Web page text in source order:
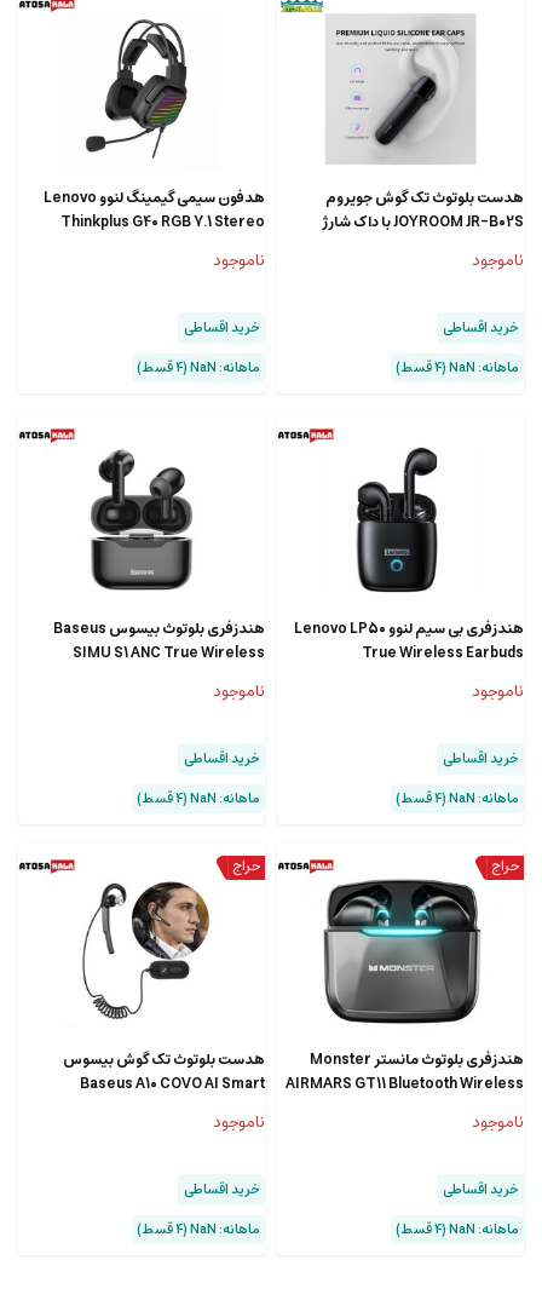
هدست بلوتوث تک گوش جویروم
JOYROOM JR-B02S با داک شارژ
ناموجود
خرید اقساطی
ماهانه: NaN (۴ قسط)
هدفون سیمی گیمینگ لنوو Lenovo
Thinkplus G40 RGB 7.1 Stereo
ناموجود
خرید اقساطی
ماهانه: NaN (۴ قسط)
هندزفری بی سیم لنوو Lenovo LP50
True Wireless Earbuds
ناموجود
خرید اقساطی
ماهانه: NaN (۴ قسط)
هندزفری بلوتوث بیسوس Baseus
SIMU S1 ANC True Wireless
ناموجود
خرید اقساطی
ماهانه: NaN (۴ قسط)
هندزفری بلوتوث مانستر Monster
AIRMARS GT11 Bluetooth Wireless
ناموجود
خرید اقساطی
ماهانه: NaN (۴ قسط)
هدست بلوتوث تک گوش بیسوس
Baseus A10 COVO AI Smart
ناموجود
خرید اقساطی
ماهانه: NaN (۴ قسط)